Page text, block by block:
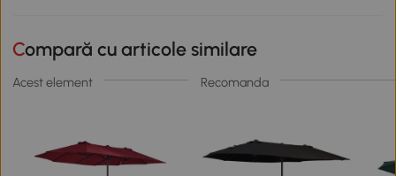
Compară cu articole similare
Acest element Recomanda